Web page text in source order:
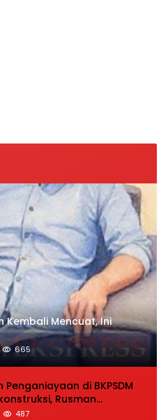
Kembali Mencuat, Ini
665
di BKPSDM
Rusman
Hukum Terus Berjalan
487